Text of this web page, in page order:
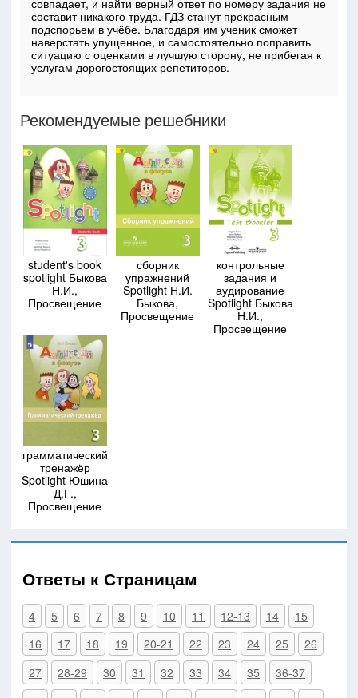
составит никакого труда. ГДЗ станут прекрасным
подспорьем в учёбе. Благодаря им ученик сможет
наверстать упущенное, и самостоятельно поправить
ситуацию с оценками в лучшую сторону, не прибегая к
услугам дорогостоящих репетиторов.
Рекомендуемые решебники
student's book
spotlight Быкова
Н.И.,
Просвещение
сборник
упражнений
Spotlight Н.И.
Быкова,
Просвещение
контрольные
задания и
аудирование
Spotlight Быкова
Н.И.,
Просвещение
грамматический
тренажёр
Spotlight Юшина
Д.Г.,
Просвещение
Ответы к Страницам
4 5 6 7 8 9 10 11 12-13 14
15
16
17 18 19 20-21 22 23 24 25
26
27
28-29 30 31 32 33 34 35
36-37